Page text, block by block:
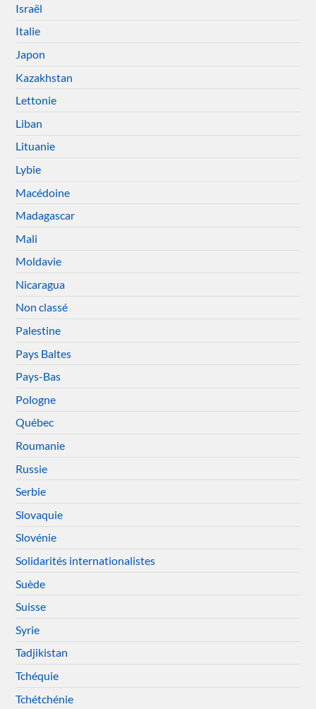
Israël
Italie
Japon
Kazakhstan
Lettonie
Liban
Lituanie
Lybie
Macédoine
Madagascar
Mali
Moldavie
Nicaragua
Non classé
Palestine
Pays Baltes
Pays-Bas
Pologne
Québec
Roumanie
Russie
Serbie
Slovaquie
Slovénie
Solidarités internationalistes
Suède
Suisse
Syrie
Tadjikistan
Tchéquie
Tchétchénie